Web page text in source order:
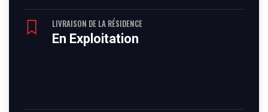
LIVRAISON DE LA RÉSIDENCE
En Exploitation